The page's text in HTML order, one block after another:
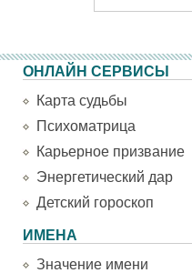
ОНЛАЙН СЕРВИСЫ
Карта судьбы
Психоматрица
Карьерное призвание
Энергетический дар
Детский гороскоп
ИМЕНА
Значение имени